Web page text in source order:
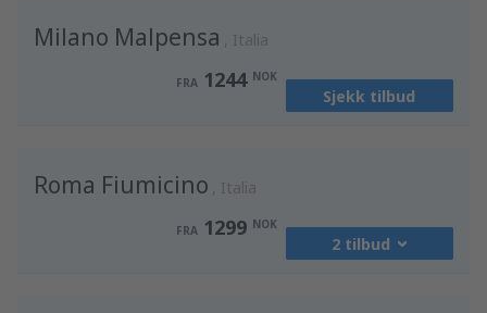
Milano Malpensa Italia
FRA 1244 NOK
Sjekk tilbud
Roma Fiumicino Italia
FRA 1299 NOK
2 tilbud